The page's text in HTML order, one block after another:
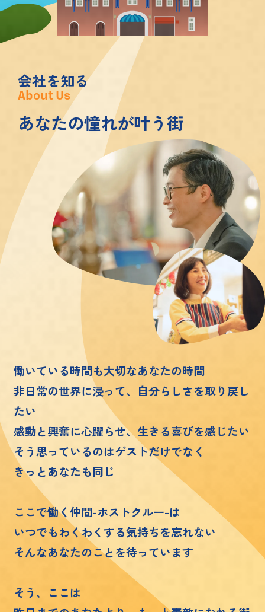
会社を知る
About Us
あなたの憧れが叶う街
働いている時間も大切なあなたの時間
非日常の世界に浸って、自分らしさを取り戻し
たい
感動と興奮に心躍らせ、生きる喜びを感じたい
そう思っているのはゲストだけでなく
きっとあなたも同じ
ここで働く仲間-ホストクルー-は
いつでもわくわくする気持ちを忘れない
そんなあなたのことを待っています
そう、ここは